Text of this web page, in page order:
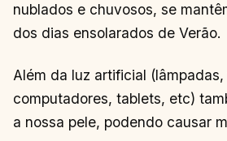
nublados e chuvosos, se
dos dias ensolarados de Verão.
Além da luz artificial
computadores, tablets, etc)
a nossa pele, podendo causar